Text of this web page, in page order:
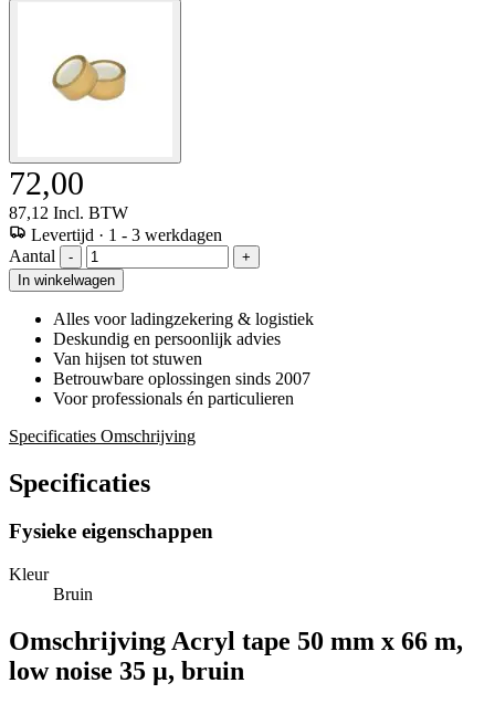
72,00
87,12 Incl. BTW
Levertijd · 1 - 3 werkdagen
Aantal
-
+
In winkelwagen
Alles voor ladingzekering & logistiek
Deskundig en persoonlijk advies
Van hijsen tot stuwen
Betrouwbare oplossingen sinds 2007
Voor professionals én particulieren
Specificaties Omschrijving
Specificaties
Fysieke eigenschappen
Kleur
Bruin
Omschrijving Acryl tape 50 mm x 66 m,
low noise 35 µ, bruin